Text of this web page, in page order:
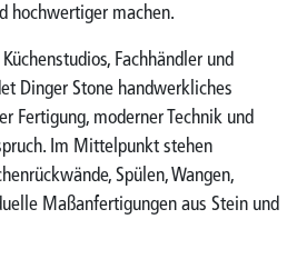
hochwertiger machen.
Fachhändler und
Dinger Stone handwerkliches
Fertigung, moderner Technik und
Im Mittelpunkt stehen
Spülen, Wangen,
Maßanfertigungen aus Stein und